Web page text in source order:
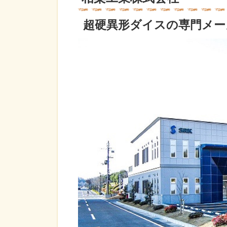
超硬異形ダイスの専門メ